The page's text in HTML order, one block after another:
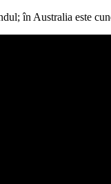
în Australia este